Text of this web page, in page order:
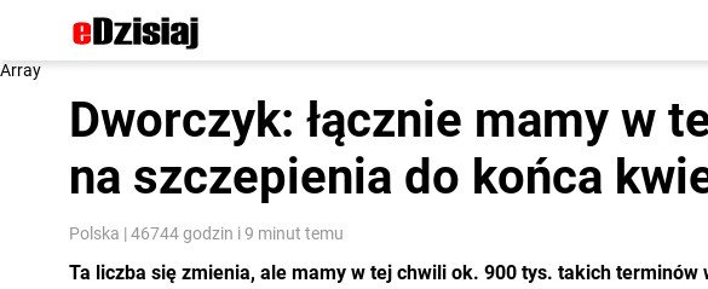
Array
Dworczyk: łącznie mamy w
na szczepienia do końca
Polska | 46744 godzin i 9 minut temu
Ta liczba się zmienia, ale mamy w tej chwili ok. 900 tys. takich terminów